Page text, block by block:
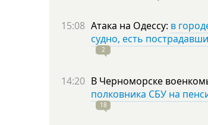
15:08 Атака на Одессу: в
судно, есть
2
14:20 В Черноморске
полковника СБУ на
18